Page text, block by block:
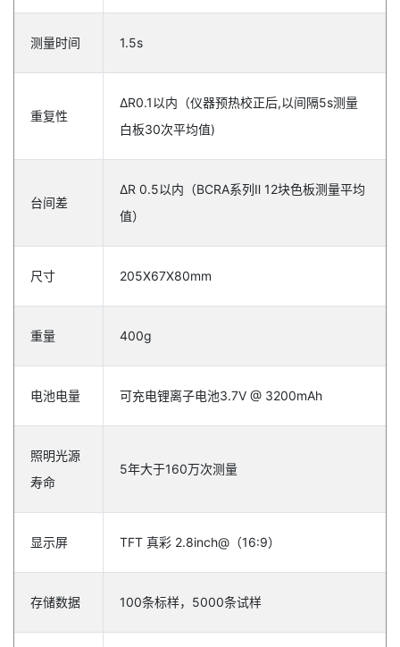
测量时间 1.5s
重复性
ΔR0.1以内（仪器预热校正后,以间隔5s测量
白板30次平均值)
台间差
ΔR 0.5以内（BCRA系列Ⅱ 12块色板测量平均
值）
尺寸 205X67X80mm
重量 400g
电池电量 可充电锂离子电池3.7V @ 3200mAh
照明光源
寿命
5年大于160万次测量
显示屏 TFT 真彩 2.8inch@（16:9）
存储数据 100条标样，5000条试样